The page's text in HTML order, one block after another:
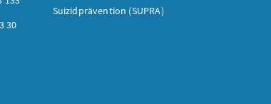
30
Suizidprävention (SUPRA)